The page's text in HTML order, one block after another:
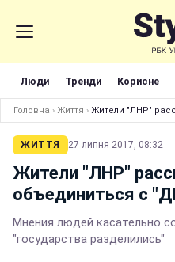
Люди Тренди Корисне
Головна › Життя › Жители "ЛНР"
ЖИТТЯ 27 липня 2017, 08:32
Жители "ЛНР"
объединиться с
Мнения людей касательно
"государства разделились"